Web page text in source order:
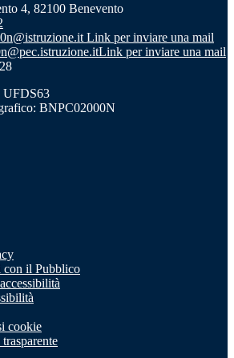
4, 82100 Benevento
Link per inviare una mail
Link per inviare una mail
UFDS63
BNPC02000N
il Pubblico
cookie